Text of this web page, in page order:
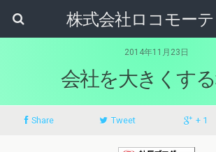
株式会社ロコモー
2014年11月23日
会社を大きくす
Share Tweet + 1